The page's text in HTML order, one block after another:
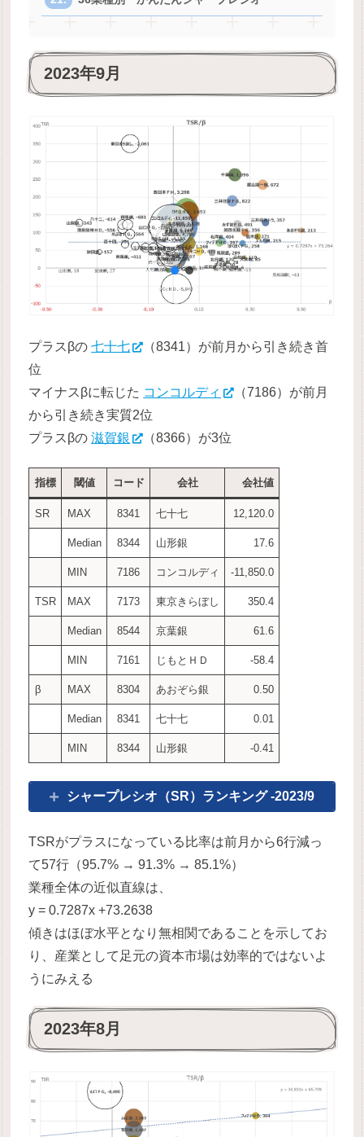
2023年9月
プラスβの七十七
（8341）が前月から引き続き首
位
マイナスβに転じた コンコルディ
（7186）が前月
から引き続き実質2位
プラスβの滋賀銀 （8366）が3位
指標 閾値 コード 会社 会社値
SR MAX 8341 七十七 12,120.0
Median 8344 山形銀 17.6
MIN 7186 コンコルディ -11,850.0
TSR MAX 7173 東京きらぼし 350.4
Median 8544 京葉銀 61.6
MIN 7161 じもとＨＤ -58.4
β MAX 8304 あおぞら銀 0.50
Median 8341 七十七 0.01
MIN 8344 山形銀 -0.41
シャープレシオ（SR）ランキング -2023/9
TSRがプラスになっている比率は前月から6行減っ
て57行（95.7% → 91.3% → 85.1%）
業種全体の近似直線は、
y = 0.7287x +73.2638
傾きはほぼ水平となり無相関であることを示してお
り、産業として足元の資本市場は効率的ではないよ
うにみえる
2023年8月